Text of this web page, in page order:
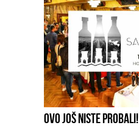
OVO JOŠ NISTE PROBALI!